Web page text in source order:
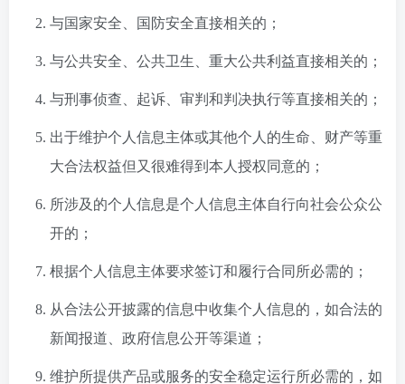
与国家安全、国防安全直接相关的；
与公共安全、公共卫生、重大公共利益直接相关的；
与刑事侦查、起诉、审判和判决执行等直接相关的；
出于维护个人信息主体或其他个人的生命、财产等重
大合法权益但又很难得到本人授权同意的；
所涉及的个人信息是个人信息主体自行向社会公众公
开的；
根据个人信息主体要求签订和履行合同所必需的；
从合法公开披露的信息中收集个人信息的，如合法的
新闻报道、政府信息公开等渠道；
维护所提供产品或服务的安全稳定运行所必需的，如